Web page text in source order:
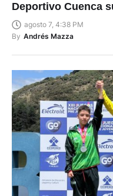
Deportivo Cuenca
agosto 7, 4:38 PM
By Andrés Mazza